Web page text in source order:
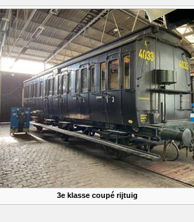
3e klasse coupé rijtuig